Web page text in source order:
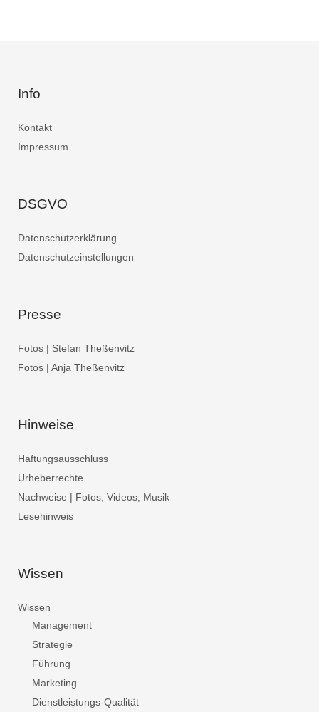
Info
Kontakt
Impressum
DSGVO
Datenschutzerklärung
Datenschutzeinstellungen
Presse
Fotos | Stefan Theßenvitz
Fotos | Anja Theßenvitz
Hinweise
Haftungsausschluss
Urheberrechte
Nachweise | Fotos, Videos, Musik
Lesehinweis
Wissen
Wissen
Management
Strategie
Führung
Marketing
Dienstleistungs-Qualität